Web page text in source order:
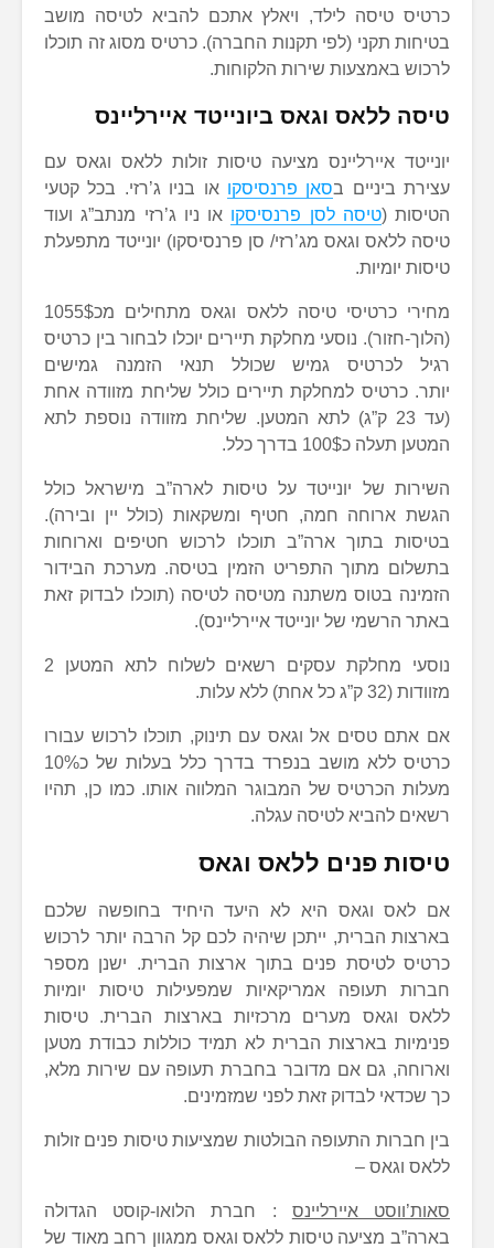
כרטיס טיסה לילד, ויאלץ אתכם להביא לטיסה מושב
בטיחות תקני (לפי תקנות החברה). כרטיס מסוג זה תוכלו
לרכוש באמצעות שירות הלקוחות.
טיסה ללאס וגאס ביונייטד איירליינס
יונייטד איירליינס מציעה טיסות זולות ללאס וגאס עם
עצירת ביניים בסאן פרנסיסקו או בניו ג’רזי. בכל קטעי
הטיסות (טיסה לסן פרנסיסקו או ניו ג’רזי מנתב”ג ועוד
טיסה ללאס וגאס מג’רזי/ סן פרנסיסקו) יונייטד מתפעלת
טיסות יומיות.
מחירי כרטיסי טיסה ללאס וגאס מתחילים מכ1055$
(הלוך-חזור). נוסעי מחלקת תיירים יוכלו לבחור בין כרטיס
רגיל לכרטיס גמיש שכולל תנאי הזמנה גמישים
יותר. כרטיס למחלקת תיירים כולל שליחת מזוודה אחת
(עד 23 ק”ג) לתא המטען. שליחת מזוודה נוספת לתא
המטען תעלה כ100$ בדרך כלל.
השירות של יונייטד על טיסות לארה”ב מישראל כולל
הגשת ארוחה חמה, חטיף ומשקאות (כולל יין ובירה).
בטיסות בתוך ארה”ב תוכלו לרכוש חטיפים וארוחות
בתשלום מתוך התפריט הזמין בטיסה. מערכת הבידור
הזמינה בטוס משתנה מטיסה לטיסה (תוכלו לבדוק זאת
באתר הרשמי של יונייטד איירליינס).
נוסעי מחלקת עסקים רשאים לשלוח לתא המטען 2
מזוודות (32 ק”ג כל אחת) ללא עלות.
אם אתם טסים אל וגאס עם תינוק, תוכלו לרכוש עבורו
כרטיס ללא מושב בנפרד בדרך כלל בעלות של כ10%
מעלות הכרטיס של המבוגר המלווה אותו. כמו כן, תהיו
רשאים להביא לטיסה עגלה.
טיסות פנים ללאס וגאס
אם לאס וגאס היא לא היעד היחיד בחופשה שלכם
בארצות הברית, ייתכן שיהיה לכם קל הרבה יותר לרכוש
כרטיס לטיסת פנים בתוך ארצות הברית. ישנן מספר
חברות תעופה אמריקאיות שמפעילות טיסות יומיות
ללאס וגאס מערים מרכזיות בארצות הברית. טיסות
פנימיות בארצות הברית לא תמיד כוללות כבודת מטען
וארוחה, גם אם מדובר בחברת תעופה עם שירות מלא,
כך שכדאי לבדוק זאת לפני שמזמינים.
בין חברות התעופה הבולטות שמציעות טיסות פנים זולות
ללאס וגאס –
סאות’ווסט איירליינס : חברת הלואו-קוסט הגדולה
בארה”ב מציעה טיסות ללאס וגאס ממגוון רחב מאוד של